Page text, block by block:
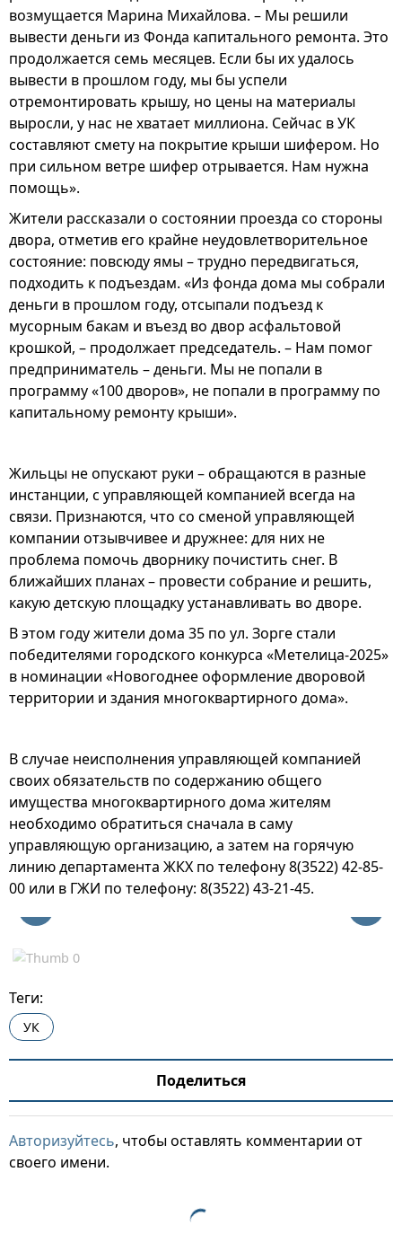
возмущается Марина Михайлова. – Мы решили
вывести деньги из Фонда капитального ремонта. Это
продолжается семь месяцев. Если бы их удалось
вывести в прошлом году, мы бы успели
отремонтировать крышу, но цены на материалы
выросли, у нас не хватает миллиона. Сейчас в УК
составляют смету на покрытие крыши шифером. Но
при сильном ветре шифер отрывается. Нам нужна
помощь».
Жители рассказали о состоянии проезда со стороны
двора, отметив его крайне неудовлетворительное
состояние: повсюду ямы – трудно передвигаться,
подходить к подъездам. «Из фонда дома мы собрали
деньги в прошлом году, отсыпали подъезд к
мусорным бакам и въезд во двор асфальтовой
крошкой, – продолжает председатель. – Нам помог
предприниматель – деньги. Мы не попали в
программу «100 дворов», не попали в программу по
капитальному ремонту крыши».
Жильцы не опускают руки – обращаются в разные
инстанции, с управляющей компанией всегда на
связи. Признаются, что со сменой управляющей
компании отзывчивее и дружнее: для них не
проблема помочь дворнику почистить снег. В
ближайших планах – провести собрание и решить,
какую детскую площадку устанавливать во дворе.
В этом году жители дома 35 по ул. Зорге стали
победителями городского конкурса «Метелица-2025»
в номинации «Новогоднее оформление дворовой
территории и здания многоквартирного дома».
В случае неисполнения управляющей компанией
своих обязательств по содержанию общего
имущества многоквартирного дома жителям
необходимо обратиться сначала в саму
управляющую организацию, а затем на горячую
линию департамента ЖКХ по телефону 8(3522) 42-85-
00 или в ГЖИ по телефону: 8(3522) 43-21-45.
Теги:
УК
Поделиться
Авторизуйтесь, чтобы оставлять комментарии от
своего имени.